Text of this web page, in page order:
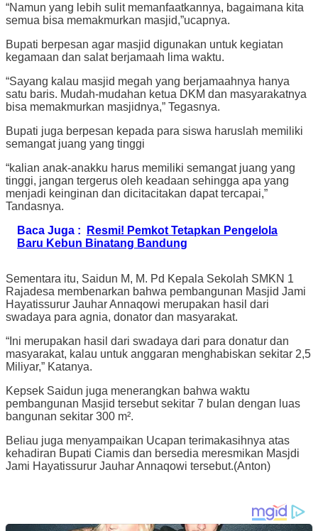
“Namun yang lebih sulit memanfaatkannya, bagaimana kita
semua bisa memakmurkan masjid,”ucapnya.
Bupati berpesan agar masjid digunakan untuk kegiatan
kegamaan dan salat berjamaah lima waktu.
“Sayang kalau masjid megah yang berjamaahnya hanya
satu baris. Mudah-mudahan ketua DKM dan masyarakatnya
bisa memakmurkan masjidnya,” Tegasnya.
Bupati juga berpesan kepada para siswa haruslah memiliki
semangat juang yang tinggi
“kalian anak-anakku harus memiliki semangat juang yang
tinggi, jangan tergerus oleh keadaan sehingga apa yang
menjadi keinginan dan dicitacitakan dapat tercapai,”
Tandasnya.
Baca Juga :
Resmi! Pemkot Tetapkan Pengelola
Baru Kebun Binatang Bandung
Sementara itu, Saidun M, M. Pd Kepala Sekolah SMKN 1
Rajadesa membenarkan bahwa pembangunan Masjid Jami
Hayatissurur Jauhar Annaqowi merupakan hasil dari
swadaya para agnia, donator dan masyarakat.
“Ini merupakan hasil dari swadaya dari para donatur dan
masyarakat, kalau untuk anggaran menghabiskan sekitar 2,5
Miliyar,” Katanya.
Kepsek Saidun juga menerangkan bahwa waktu
pembangunan Masjid tersebut sekitar 7 bulan dengan luas
bangunan sekitar 300 m².
Beliau juga menyampaikan Ucapan terimakasihnya atas
kehadiran Bupati Ciamis dan bersedia meresmikan Masjdi
Jami Hayatissurur Jauhar Annaqowi tersebut.(Anton)